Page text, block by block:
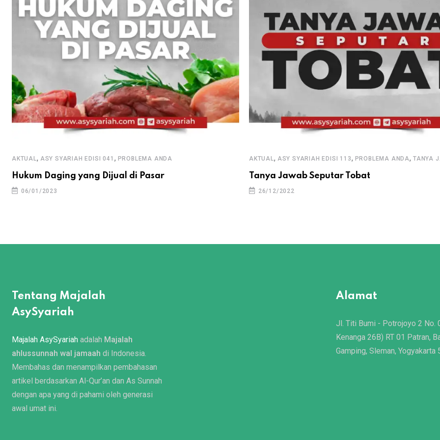
AKTUAL , ASY SYARIAH EDISI 041 , PROBLEMA ANDA
Hukum Daging yang Dijual di Pasar
06/01/2023
AKTUAL , ASY SYARIAH EDISI 113, PROBLEMA ANDA,TANYA
Tanya Jawab Seputar Tobat
26/12/2022
Tentang Majalah
AsySyariah
Majalah AsySyariah adalah Majalah
ahlussunnah wal jamaah di Indonesia.
Membahas dan menampilkan pembahasan
artikel berdasarkan Al-Qur’an dan As Sunnah
dengan apa yang di pahami oleh generasi
awal umat ini.
Alamat
Jl. Titi Bumi - Potrojoyo 2 No.
Kenanga 26B) RT 01 Patran,
Gamping, Sleman, Yogyakarta